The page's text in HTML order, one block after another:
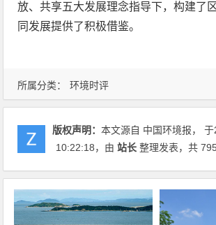
所属分类： 环境时评
放、共享五大发展理念指导下，构建了
同发展提供了积极借鉴。
版权声明：本文源自 中国环境报，
10:22:18，由站长 整理发表，共 795